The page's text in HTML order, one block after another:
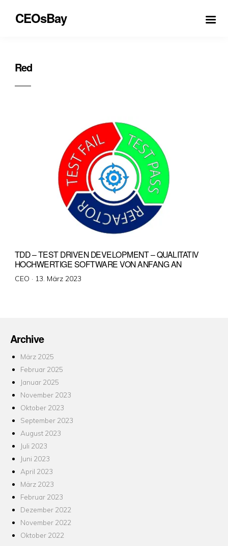
CEOsBay
Red
TDD – TEST DRIVEN DEVELOPMENT – QUALITATIV
HOCHWERTIGE SOFTWARE VON ANFANG AN
CEO · Veröffentlicht
13. März 2023
Archive
März 2025
Februar 2025
Januar 2025
November 2023
Oktober 2023
September 2023
August 2023
Juli 2023
Juni 2023
April 2023
März 2023
Februar 2023
Dezember 2022
November 2022
Oktober 2022